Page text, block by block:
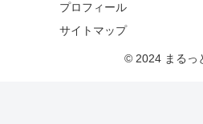
プロフィール
サイトマップ
© 2024 まるっ